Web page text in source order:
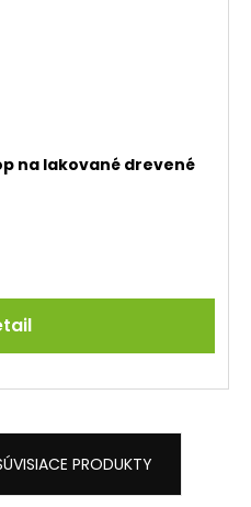
na lakované drevené
PRODUKTY